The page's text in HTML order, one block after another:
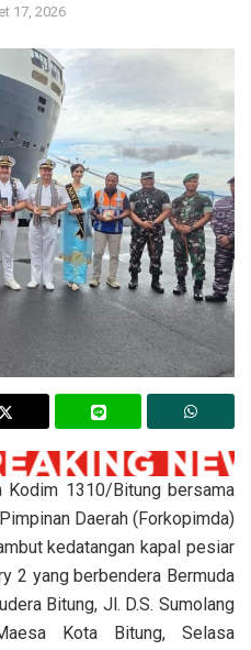
17, 2026
Kodim 1310/Bitung bersama
Daerah (Forkopimda)
kedatangan kapal pesiar
2 yang berbendera Bermuda
Bitung, Jl. D.S. Sumolang
Kota Bitung, Selasa